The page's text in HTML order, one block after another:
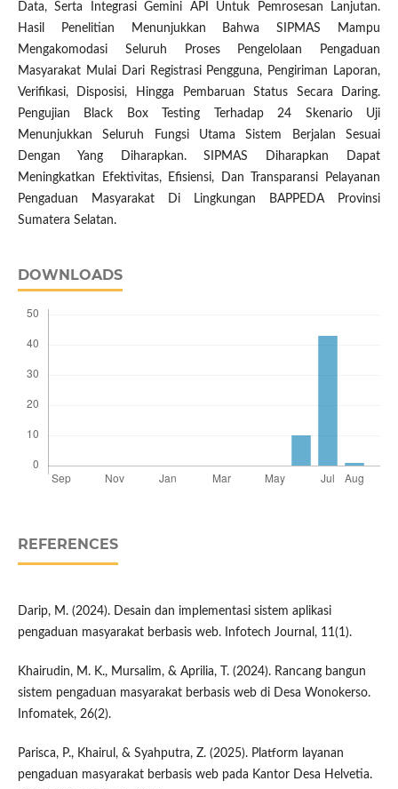
Data, Serta Integrasi Gemini API Untuk Pemrosesan Lanjutan.
Hasil Penelitian Menunjukkan Bahwa SIPMAS Mampu
Mengakomodasi Seluruh Proses Pengelolaan Pengaduan
Masyarakat Mulai Dari Registrasi Pengguna, Pengiriman Laporan,
Verifikasi, Disposisi, Hingga Pembaruan Status Secara Daring.
Pengujian Black Box Testing Terhadap 24 Skenario Uji
Menunjukkan Seluruh Fungsi Utama Sistem Berjalan Sesuai
Dengan Yang Diharapkan. SIPMAS Diharapkan Dapat
Meningkatkan Efektivitas, Efisiensi, Dan Transparansi Pelayanan
Pengaduan Masyarakat Di Lingkungan BAPPEDA Provinsi
Sumatera Selatan.
DOWNLOADS
REFERENCES
Darip, M. (2024). Desain dan implementasi sistem aplikasi
pengaduan masyarakat berbasis web. Infotech Journal, 11(1).
Khairudin, M. K., Mursalim, & Aprilia, T. (2024). Rancang bangun
sistem pengaduan masyarakat berbasis web di Desa Wonokerso.
Infomatek, 26(2).
Parisca, P., Khairul, & Syahputra, Z. (2025). Platform layanan
pengaduan masyarakat berbasis web pada Kantor Desa Helvetia.